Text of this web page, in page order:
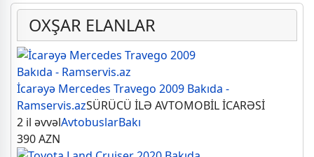
OXŞAR ELANLAR
İcarəyə Mercedes Travego 2009 Bakıda -
Ramservis.azSÜRÜCÜ İLƏ AVTOMOBİL İCARƏSİ
2 il əvvəlAvtobuslarBakı
390AZN